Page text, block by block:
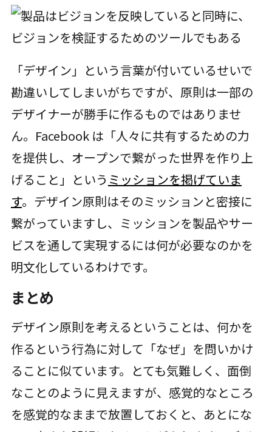
「デザイン」という言葉が付いているせいで
勘違いしてしまいがちですが、原則は一部の
デザイナーが勝手に作るものではありませ
ん。Facebook は「人々に共有するための力
を提供し、オープンで繋がった世界を作り上
げること」という ミッションを掲げていま
す。デザイン原則はそのミッションと密接に
繋がっていますし、ミッションを製品やサー
ビスを通して実現するには何が必要なのかを
明文化しているわけです。
まとめ
デザイン原則を考えるということは、何かを
作るという行為に対して「なぜ」を問いかけ
ることに似ています。とても気難しく、面倒
なことのように見えますが、感覚的なところ
を感覚的なままで放置しておくと、あとにな